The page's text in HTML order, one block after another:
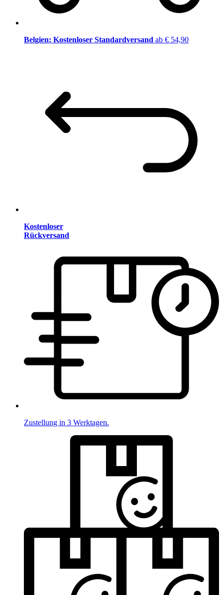
Belgien: Kostenloser Standardversand ab € 54,90
Kostenloser
Rückversand
Zustellung in 3 Werktagen.